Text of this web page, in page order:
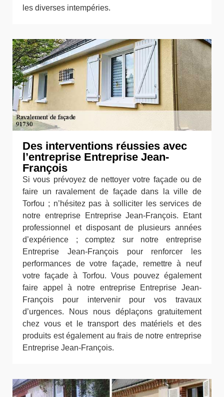
les diverses intempéries.
Des interventions réussies avec
l’entreprise Entreprise Jean-
François
Si vous prévoyez de nettoyer votre façade ou de
faire un ravalement de façade dans la ville de
Torfou ; n’hésitez pas à solliciter les services de
notre entreprise Entreprise Jean-François. Etant
professionnel et disposant de plusieurs années
d’expérience ; comptez sur notre entreprise
Entreprise Jean-François pour renforcer les
performances de votre façade, remettre à neuf
votre façade à Torfou. Vous pouvez également
faire appel à notre entreprise Entreprise Jean-
François pour intervenir pour vos travaux
d’urgences. Nous nous déplaçons gratuitement
chez vous et le transport des matériels et des
produits est également au frais de notre entreprise
Entreprise Jean-François.